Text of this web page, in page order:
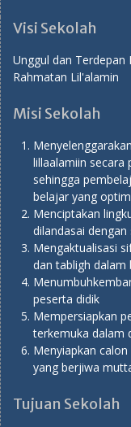
Visi Sekolah
Unggul dan
Rahmatan Lil'alamin
Misi Sekolah
lillaalamiin
sehingga
belajar yang
Menciptakan
dilandasai
Mengaktualisasi
dan tabligh dalam
peserta didik
Mempersiapkan
terkemuka dalam
Menyiapkan
yang berjiwa
Tujuan Sekolah